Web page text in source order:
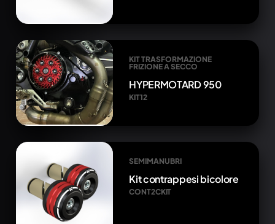
KIT TRASFORMAZIONE
FRIZIONE A SECCO
HYPERMOTARD 950
KIT12
SEMIMANUBRI
Kit contrappesi bicolore
CONT2CKIT